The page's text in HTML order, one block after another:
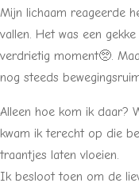
Mijn lichaam reageerde
vallen. Het was een
verdrietig moment🥺.
nog steeds
Alleen hoe kom ik daar?
kwam ik terecht op die
traantjes laten vloeien.
Ik besloot toen om de